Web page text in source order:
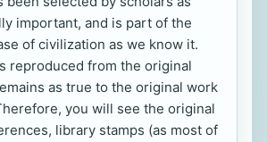
important, and is part of the
of civilization as we know it.
reproduced from the original
as true to the original work
you will see the original
library stamps (as most of